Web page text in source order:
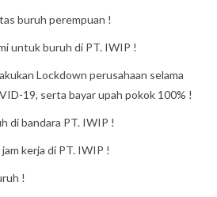
buruh perempuan !
untuk buruh di PT. IWIP !
Lockdown perusahaan selama
19, serta bayar upah pokok 100% !
di bandara PT. IWIP !
kerja di PT. IWIP !
!